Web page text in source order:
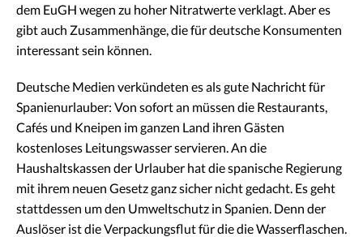
dem EuGH wegen zu hoher Nitratwerte verklagt. Aber es
gibt auch Zusammenhänge, die für deutsche Konsumenten
interessant sein können.
Deutsche Medien verkündeten es als gute Nachricht für
Spanienurlauber: Von sofort an müssen die Restaurants,
Cafés und Kneipen im ganzen Land ihren Gästen
kostenloses Leitungswasser servieren. An die
Haushaltskassen der Urlauber hat die spanische Regierung
mit ihrem neuen Gesetz ganz sicher nicht gedacht. Es geht
stattdessen um den Umweltschutz in Spanien. Denn der
Auslöser ist die Verpackungsflut für die die Wasserflaschen.